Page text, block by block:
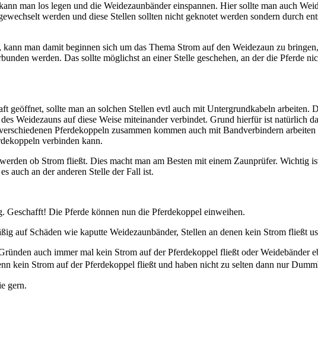
man los legen und die Weidezaunbänder einspannen. Hier sollte man auch
werden und diese Stellen sollten nicht geknotet werden sondern durch
man damit beginnen sich um das Thema Strom auf den Weidezaun zu
werden. Das sollte möglichst an einer Stelle geschehen, an der die Pferde
geöffnet, sollte man an solchen Stellen evtl auch mit Untergrundkabeln arbeiten.
Weidezauns auf diese Weise miteinander verbindet. Grund hierfür ist natürlich
Pferdekoppeln zusammen kommen auch mit Bandverbindern
verbinden kann.
ob Strom fließt. Dies macht man am Besten mit einem Zaunprüfer. Wichtig
auch an der anderen Stelle der Fall ist.
Geschafft! Die Pferde können nun die Pferdekoppel einweihen.
auf Schäden wie kaputte Weidezaunbänder, Stellen an denen kein Strom fließt
auch immer mal kein Strom auf der Pferdekoppel fließt oder Weidebänder
kein Strom auf der Pferdekoppel fließt und haben nicht zu selten dann nur
gern.